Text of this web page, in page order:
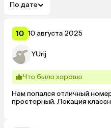
По дате
10 10 августа 2025
YUrij
Что было хорошо
Нам попался отличный
просторный. Локация